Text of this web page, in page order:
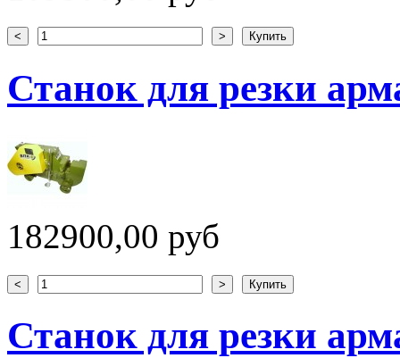
Станок для резки
182900,00 руб
Станок для резки